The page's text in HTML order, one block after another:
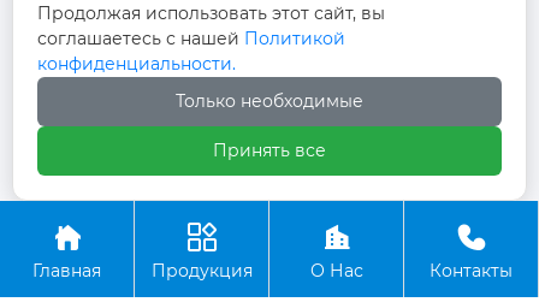

дороги Дуншоу, улица Фанси, поселок
Фанси, город Юйчэн, город Дэчжоу,
провинция Шаньдун
+86-13012997728
Авторское право©ООО Шаньдун Ланьми
Стройматериалы

Главная

Продукция

О Нас

Контакты
Продолжая использовать этот сайт, вы
соглашаетесь с нашей Политикой
конфиденциальности.
Только необходимые
Принять все